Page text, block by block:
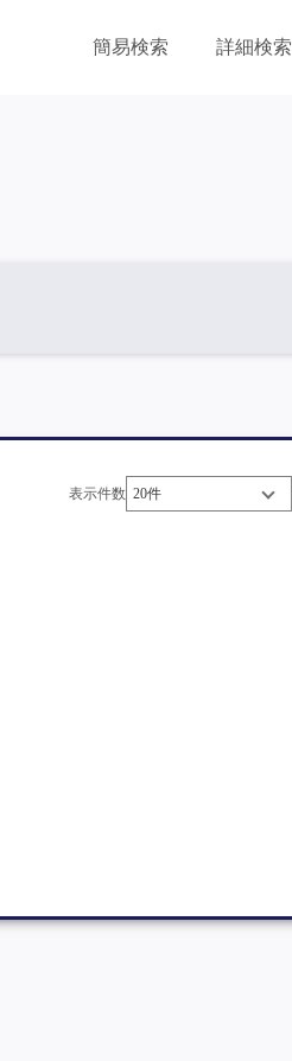
簡易検索 詳細検索
表示件数